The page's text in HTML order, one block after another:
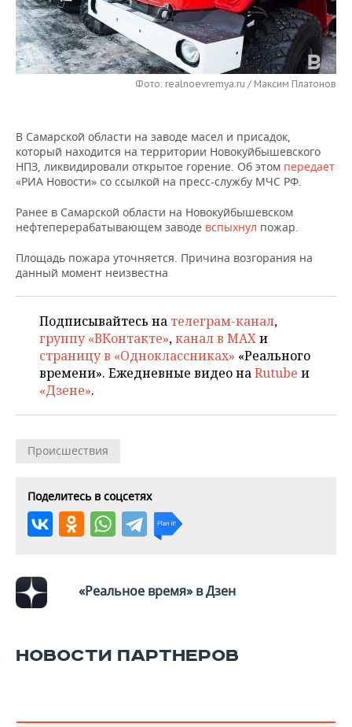
НЕФТЕХИМИЯ
НЕФТЬ
ОПК
РОЗНИЧНАЯ ТОРГОВЛЯ
ТРАНСПОРТ
НОВОСТИ ТЕХНОЛОГИЙ
IT
ТЕЛЕКОММУНИКАЦИИ
МЕРОПРИЯТИЯ
НОВОСТИ МЕРОПРИЯТИЙ
БИЗНЕС-БРАНЧИ
ONLINE-КОНФЕРЕНЦИИ
ОТКРЫТАЯ ЛЕКЦИЯ
СПОРТ
ФУТБОЛ
ХОККЕЙ
БАСКЕТБОЛ
КИБЕРСПОРТ
ФИГУРНОЕ КАТАНИЕ
ВОДНЫЕ ВИДЫ СПОРТА
ХОККЕЙ С МЯЧОМ
НОВОСТИ ОБЩЕСТВА
ВЛАСТЬ
ИНФРАСТРУКТУРА
КУЛЬТУРА
МЕДИЦИНА
ОБРАЗОВАНИЕ
ПРОИСШЕСТВИЯ
ФОТОГАЛЕРЕЯ
СЮЖЕТЫ
СПРАВОЧНИК
СПИСОК КОМПАНИЙ
Фото: realnoevremya.ru / Максим Платонов
В Самарской области на заводе масел и присадок,
который находится на территории Новокуйбышевского
НПЗ, ликвидировали открытое горение. Об этом передает
«РИА Новости» со ссылкой на пресс-службу МЧС РФ.
Ранее в Самарской области на Новокуйбышевском
нефтеперерабатывающем заводе вспыхнул пожар.
Площадь пожара уточняется. Причина возгорания на
данный момент неизвестна
Подписывайтесь на телеграм-канал,
группу «ВКонтакте»,канал в MAXи
страницу в «Одноклассниках» «Реального
времени». Ежедневные видео наRutube и
«Дзене».
Происшествия
Поделитесь в соцсетях
«Реальное время» в Дзен
НОВОСТИ ПАРТНЕРОВ